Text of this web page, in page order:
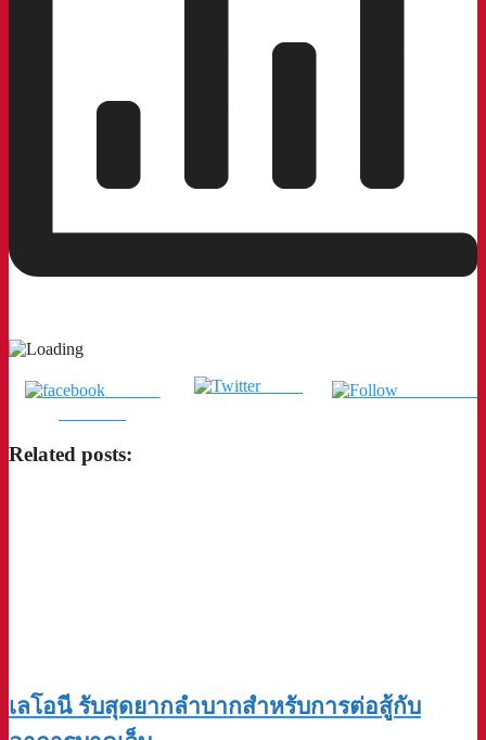
แชร์บน
Tweet
Related posts:
เลโอนี รับสุดยากลำบากสำหรับการต่อสู้กับ